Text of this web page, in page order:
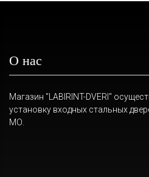
О нас
Магазин "LABIRINT-DVERI"
установку входных стальных
МО.